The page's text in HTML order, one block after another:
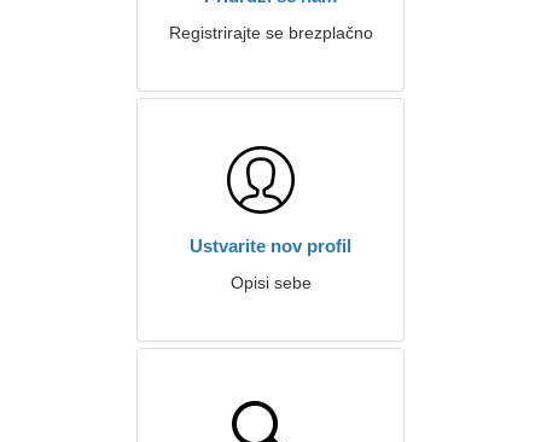
Registrirajte se brezplačno
Ustvarite nov profil
Opisi sebe